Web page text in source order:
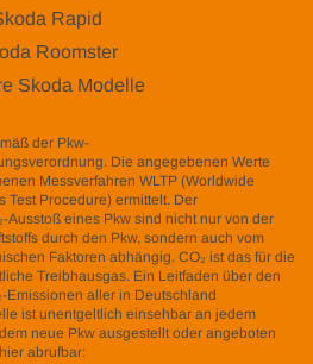
Rapid
Roomster
Skoda Modelle
der Pkw-
Die angegebenen Werte
Messverfahren WLTP (Worldwide
Test Procedure) ermittelt. Der
Ausstoß eines Pkw sind nicht nur von der
durch den Pkw, sondern auch vom
Faktoren abhängig. CO₂ ist das für die
Treibhausgas. Ein Leitfaden über den
Emissionen aller in Deutschland
ist unentgeltlich einsehbar an jedem
neue Pkw ausgestellt oder angeboten
abrufbar: